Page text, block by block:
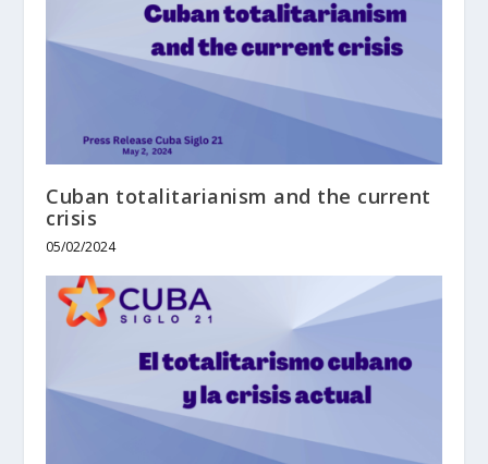
Cuban totalitarianism and the current
crisis
05/02/2024